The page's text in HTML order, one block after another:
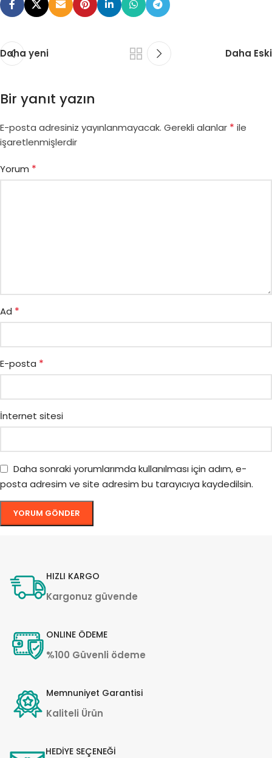
Daha yeni Daha Eski
Bir yanıt yazın
E-posta adresiniz yayınlanmayacak. Gerekli alanlar * ile
işaretlenmişlerdir
Yorum *
Ad *
E-posta *
İnternet sitesi
Daha sonraki yorumlarımda kullanılması için adım, e-
posta adresim ve site adresim bu tarayıcıya kaydedilsin.
HIZLI KARGO
Kargonuz güvende
ONLINE ÖDEME
%100 Güvenli ödeme
Memnuniyet Garantisi
Kaliteli Ürün
HEDİYE SEÇENEĞİ